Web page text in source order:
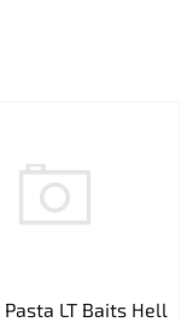
LT Baits Hell